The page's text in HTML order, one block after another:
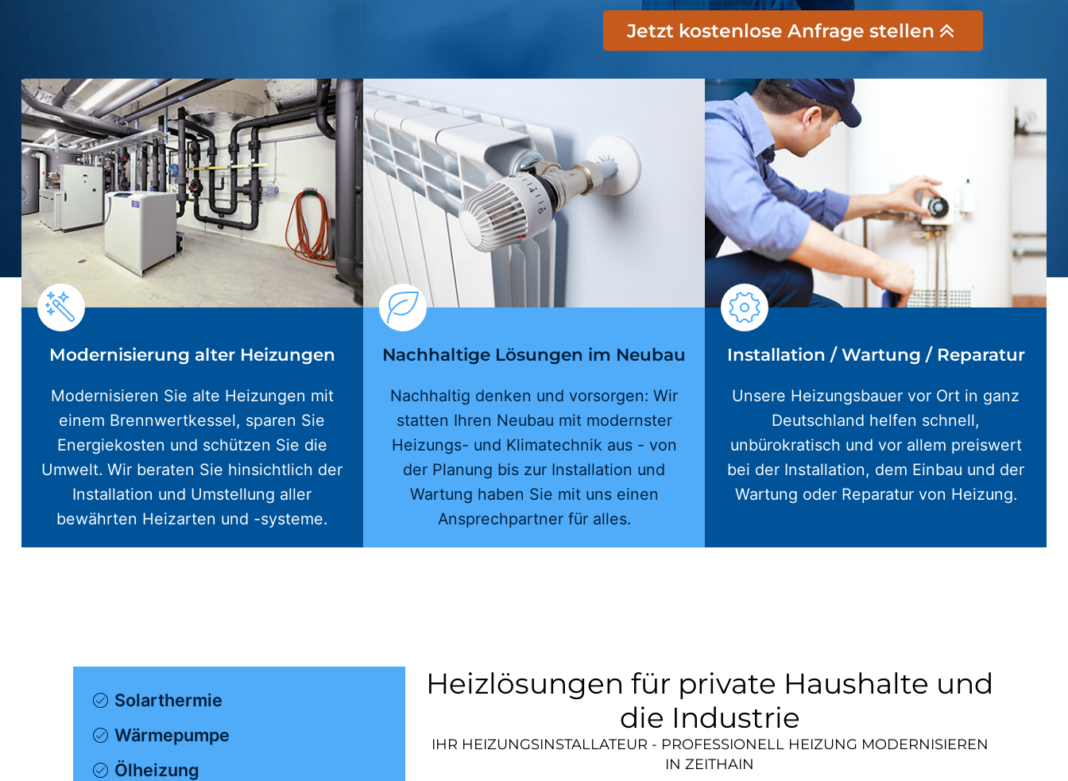
Jetzt kostenlose Anfrage stellen
Modernisierung alter Heizungen
Modernisieren Sie alte Heizungen mit
einem Brennwertkessel, sparen Sie
Energiekosten und schützen Sie die
Umwelt. Wir beraten Sie hinsichtlich der
Installation und Umstellung aller
bewährten Heizarten und -systeme.
Nachhaltige Lösungen im Neubau
Nachhaltig denken und vorsorgen: Wir
statten Ihren Neubau mit modernster
Heizungs- und Klimatechnik aus - von
der Planung bis zur Installation und
Wartung haben Sie mit uns einen
Ansprechpartner für alles.
Installation / Wartung / Reparatur
Unsere Heizungsbauer vor Ort in ganz
Deutschland helfen schnell,
unbürokratisch und vor allem preiswert
bei der Installation, dem Einbau und der
Wartung oder Reparatur von Heizung.
Solarthermie
Wärmepumpe
Ölheizung
Heizlösungen für private Haushalte und
die Industrie
IHR HEIZUNGSINSTALLATEUR - PROFESSIONELL HEIZUNG MODERNISIEREN
INZEITHAIN